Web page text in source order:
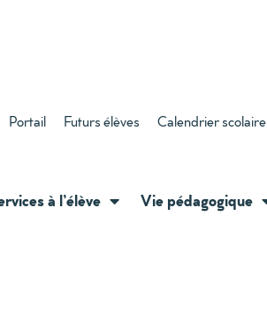
Portail Futurs élèves Calendrier scolaire
à l’élève Vie pédagogique